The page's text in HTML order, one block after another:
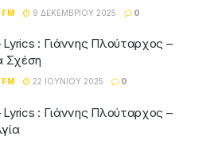
FM 9 ΔΕΚΕΜΒΡΊΟΥ 2025 0
Lyrics : Γιάννης Πλούταρχος –
Σχέση
FM 22 ΙΟΥΝΊΟΥ 2025 0
Lyrics : Γιάννης Πλούταρχος –